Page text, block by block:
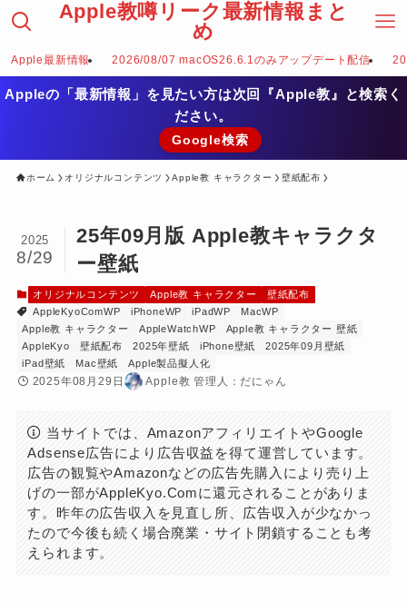
Apple教噂リーク最新情報まと
め
Apple最新情報 2026/08/07 macOS26.6.1のみアップデート配信
Appleの「最新情報」を見たい方は次回『Apple教』と検索く
ださい。
Google検索
ホーム オリジナルコンテンツ Apple教 キャラクター 壁紙配布
25年09月版 Apple教キャラクタ
ー壁紙
2025
8/29
オリジナルコンテンツ Apple教 キャラクター
壁紙配布
AppleKyoComWP
iPhoneWP iPadWP
MacWP
Apple教 キャラクター
AppleWatchWP
Apple教 キャラクター 壁紙
AppleKyo
壁紙配布 2025年壁紙 iPhone壁紙
2025年09月壁紙
iPad壁紙
Mac壁紙 Apple製品擬人化
2025年08月29日 Apple教 管理人：だにゃん
当サイトでは、AmazonアフィリエイトやGoogle
Adsense広告により広告収益を得て運営しています。
広告の観覧やAmazonなどの広告先購入により売り上
げの一部がAppleKyo.Comに還元されることがありま
す。昨年の広告収入を見直し所、広告収入が少なかっ
たので今後も続く場合廃業・サイト閉鎖することも考
えられます。